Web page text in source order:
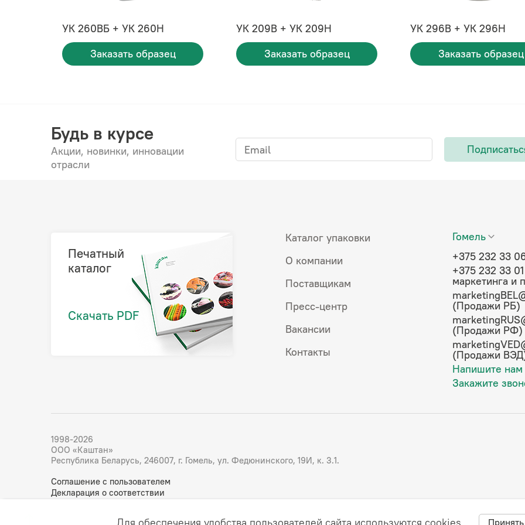
УК 260ВБ + УК 260Н
Заказать образец
УК 209В + УК 209Н
Заказать образец
УК 296В + УК 296Н
Заказать образец
Будь в курсе
Акции, новинки, инновации
отрасли
Печатный
каталог
Скачать PDF
Каталог упаковки
О компании
Поставщикам
Пресс-центр
Вакансии
Контакты
Гомель
+375 232 33
+375 232 33
маркетинга и
(Продажи РБ)
(Продажи РФ)
(Продажи
Напишите нам
Закажите
1998-2026
ООО «Каштан»
Республика Беларусь, 246007, г. Гомель, ул. Федюнинского, 19И, к. 3.1.
Соглашение с пользователем
Декларация о соответствии
Для обеспечения удобства пользователей сайта используются cookies. Принять